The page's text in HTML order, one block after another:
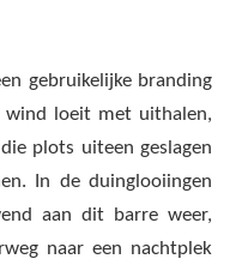
gebruikelijke branding
wind loeit met uithalen,
plots uiteen geslagen
In de duinglooiingen
aan dit barre weer,
naar een nachtplek